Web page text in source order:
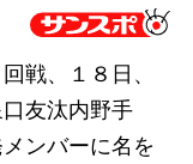
戦、１８日、
友汰内野手
ンバーに名を